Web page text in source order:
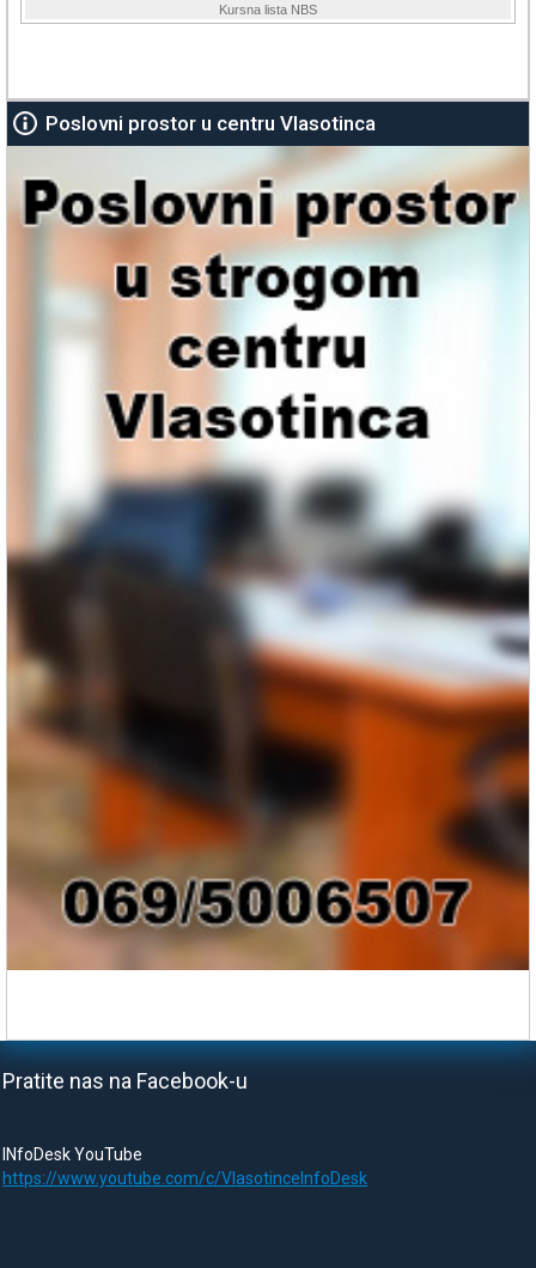
Poslovni prostor u centru Vlasotinca
Pratite nas na Facebook-u
INfoDesk YouTube
https://www.youtube.com/c/VlasotinceInfoDesk